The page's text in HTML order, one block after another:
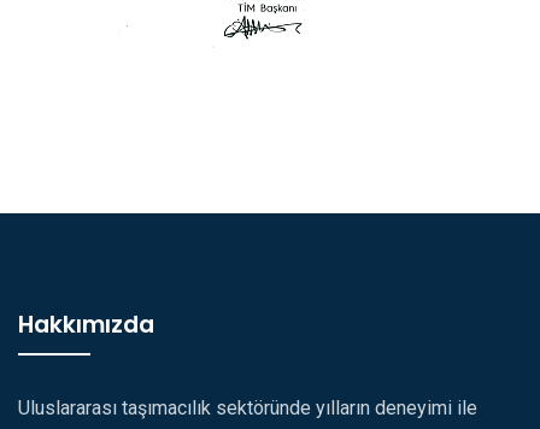
Hakkımızda
Uluslararası taşımacılık sektöründe yılların deneyimi ile